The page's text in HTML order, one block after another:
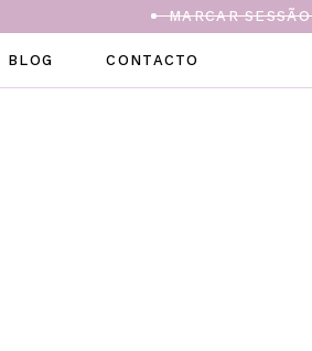
MARCAR SESSÃO
BLOG CONTACTO